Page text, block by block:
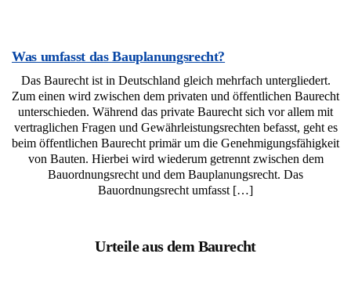
Was umfasst das Bauplanungsrecht?
Das Baurecht ist in Deutschland gleich mehrfach untergliedert.
Zum einen wird zwischen dem privaten und öffentlichen Baurecht
unterschieden. Während das private Baurecht sich vor allem mit
vertraglichen Fragen und Gewährleistungsrechten befasst, geht es
beim öffentlichen Baurecht primär um die Genehmigungsfähigkeit
von Bauten. Hierbei wird wiederum getrennt zwischen dem
Bauordnungsrecht und dem Bauplanungsrecht. Das
Bauordnungsrecht umfasst […]
Urteile aus dem Baurecht